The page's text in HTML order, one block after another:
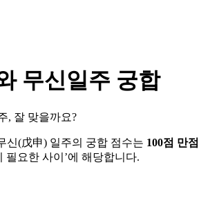
무신일주 궁합
, 잘 맞을까요?
신(戊申) 일주의 궁합 점수는 100점 만점
필요한 사이 ’에 해당합니다.